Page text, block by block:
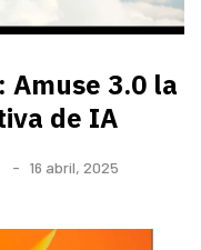
Amuse 3.0 la
de IA
16 abril, 2025